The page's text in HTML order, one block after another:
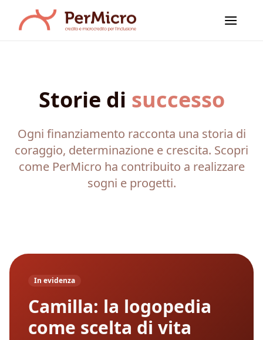
contenuti
Storie di successo
Ogni finanziamento racconta una storia di
coraggio, determinazione e crescita. Scopri
come PerMicro ha contribuito a realizzare
sogni e progetti.
In evidenza
Camilla: la logopedia
come scelta di vita